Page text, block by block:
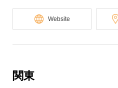
Website
関東